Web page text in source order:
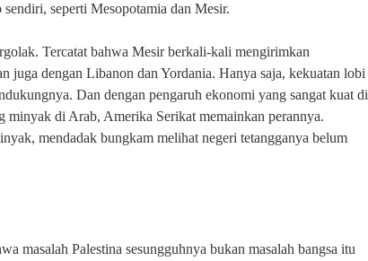
seperti Mesopotamia dan Mesir.
Tercatat bahwa Mesir berkali-kali mengirimkan
juga dengan Libanon dan Yordania. Hanya saja, kekuatan lobi
Dan dengan pengaruh ekonomi yang sangat kuat di
minyak di Arab, Amerika Serikat memainkan perannya.
mendadak bungkam melihat negeri tetangganya belum
masalah Palestina sesungguhnya bukan masalah bangsa itu